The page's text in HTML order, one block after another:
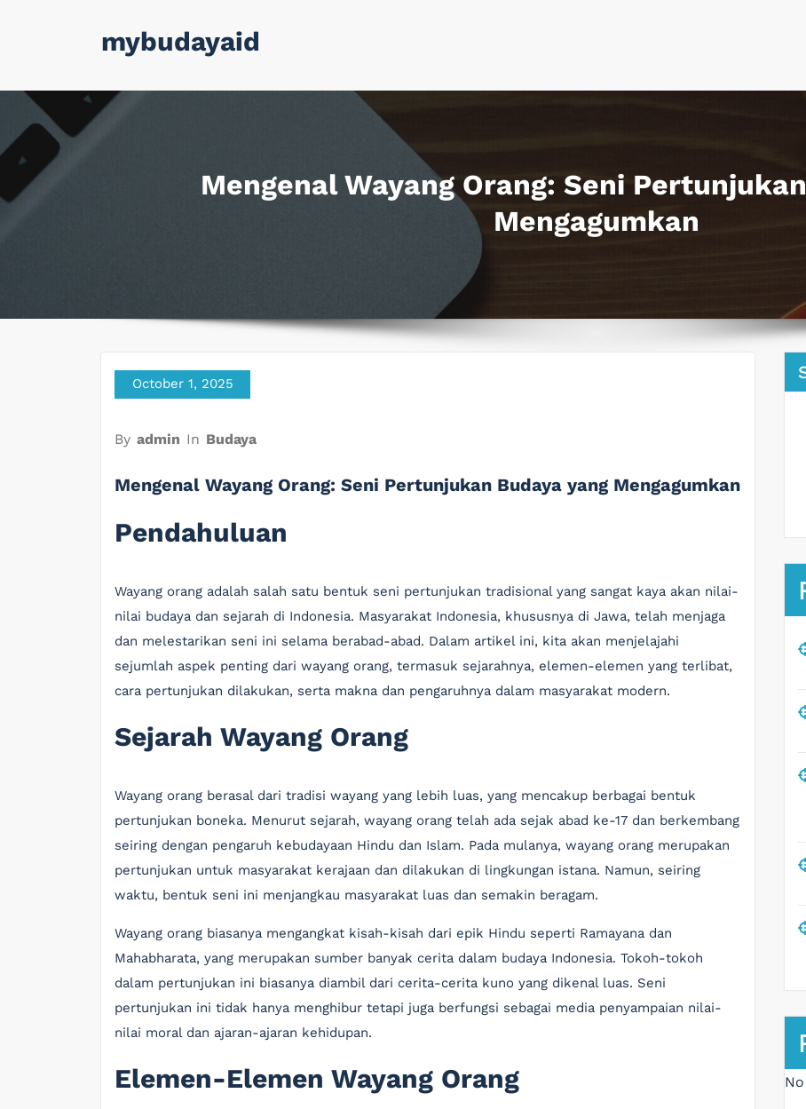
mybudayaid
Mengenal Wayang Orang: Seni
Mengagumkan
October 1, 2025
By admin In Budaya
Mengenal Wayang Orang: Seni Pertunjukan Budaya yang Mengagumkan
Pendahuluan
Wayang orang adalah salah satu bentuk seni pertunjukan tradisional yang sangat kaya akan nilai-
nilai budaya dan sejarah di Indonesia. Masyarakat Indonesia, khususnya di Jawa, telah menjaga
dan melestarikan seni ini selama berabad-abad. Dalam artikel ini, kita akan menjelajahi
sejumlah aspek penting dari wayang orang, termasuk sejarahnya, elemen-elemen yang terlibat,
cara pertunjukan dilakukan, serta makna dan pengaruhnya dalam masyarakat modern.
Sejarah Wayang Orang
Wayang orang berasal dari tradisi wayang yang lebih luas, yang mencakup berbagai bentuk
pertunjukan boneka. Menurut sejarah, wayang orang telah ada sejak abad ke-17 dan berkembang
seiring dengan pengaruh kebudayaan Hindu dan Islam. Pada mulanya, wayang orang merupakan
pertunjukan untuk masyarakat kerajaan dan dilakukan di lingkungan istana. Namun, seiring
waktu, bentuk seni ini menjangkau masyarakat luas dan semakin beragam.
Wayang orang biasanya mengangkat kisah-kisah dari epik Hindu seperti Ramayana dan
Mahabharata, yang merupakan sumber banyak cerita dalam budaya Indonesia. Tokoh-tokoh
dalam pertunjukan ini biasanya diambil dari cerita-cerita kuno yang dikenal luas. Seni
pertunjukan ini tidak hanya menghibur tetapi juga berfungsi sebagai media penyampaian nilai-
nilai moral dan ajaran-ajaran kehidupan.
Elemen-Elemen Wayang Orang